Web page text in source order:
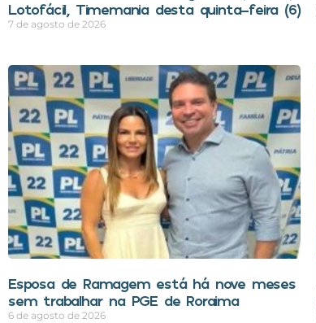
Lotofácil, Timemania desta quinta-feira (6)
7 de agosto de 2026
Esposa de Ramagem está há nove meses
sem trabalhar na PGE de Roraima
6 de agosto de 2026